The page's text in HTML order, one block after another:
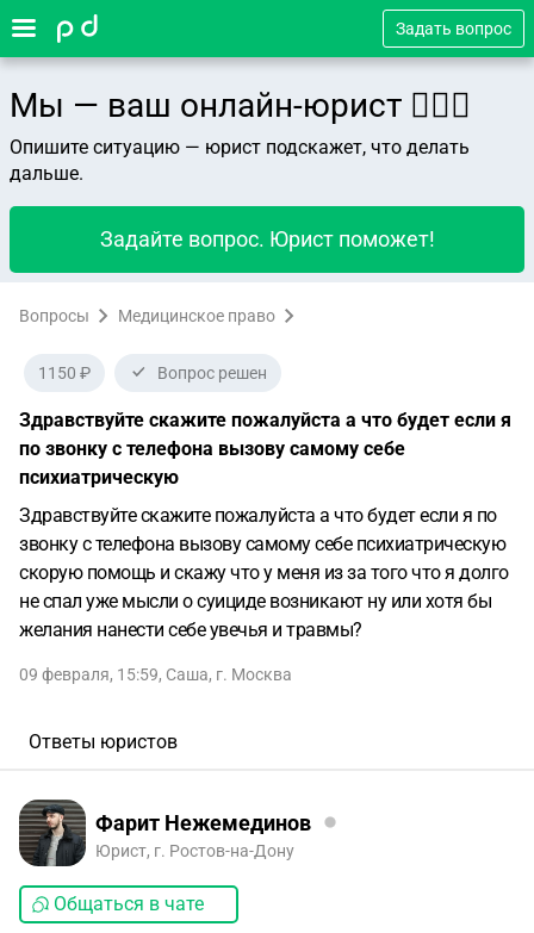
Задать вопрос
Мы — ваш онлайн-юрист 👨🏻‍⚖️
Опишите ситуацию — юрист подскажет, что делать
дальше.
Задайте вопрос. Юрист поможет!
Вопросы Медицинское право
1150 ₽ Вопрос решен
Здравствуйте скажите пожалуйста а что будет если я
по звонку с телефона вызову самому себе
психиатрическую
Здравствуйте скажите пожалуйста а что будет если я по
звонку с телефона вызову самому себе психиатрическую
скорую помощь и скажу что у меня из за того что я долго
не спал уже мысли о суициде возникают ну или хотя бы
желания нанести себе увечья и травмы?
09 февраля, 15:59, Саша, г. Москва
Ответы юристов
Фарит Нежемединов
Юрист, г. Ростов-на-Дону
Общаться в чате